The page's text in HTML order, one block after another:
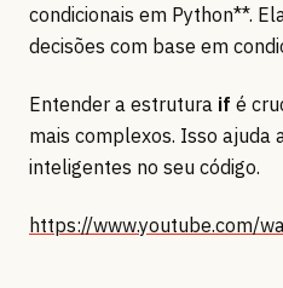
condicionais em Python**.
decisões com base em
Entender a estrutura if é
mais complexos. Isso ajuda
inteligentes no seu código.
https://www.youtube.com/